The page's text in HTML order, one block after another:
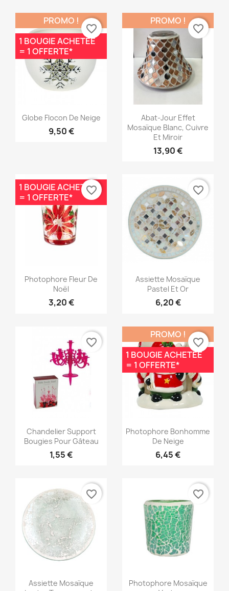
Aperçu rapide
Globe Flocon De Neige
9,50 €
PROMO !
1 BOUGIE ACHETÉE
= 1 OFFERTE*
favorite_border
Aperçu rapide
Abat-Jour Effet
Mosaïque Blanc, Cuivre
Et Miroir
13,90 €
PROMO !
favorite_border
Aperçu rapide
Photophore Fleur De
Noël
3,20 €
1 BOUGIE ACHETÉE
= 1 OFFERTE*
favorite_border
Aperçu rapide
Assiette Mosaïque
Pastel Et Or
6,20 €
favorite_border
Aperçu rapide
Chandelier Support
Bougies Pour Gâteau
1,55 €
favorite_border
Aperçu rapide
Photophore Bonhomme
De Neige
6,45 €
PROMO !
1 BOUGIE ACHETÉE
= 1 OFFERTE*
favorite_border
Aperçu rapide
Assiette Mosaïque
favorite_border
Aperçu rapide
Photophore Mosaïque
favorite_border